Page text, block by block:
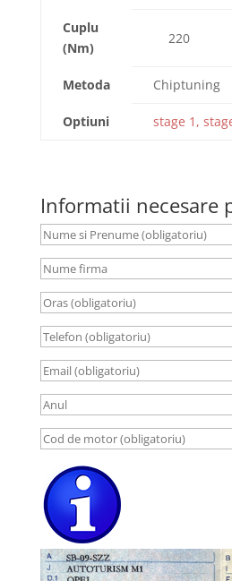
Cuplu
(Nm)
220
Metoda Chiptuning
Optiuni stage 1,
Informatii necesare